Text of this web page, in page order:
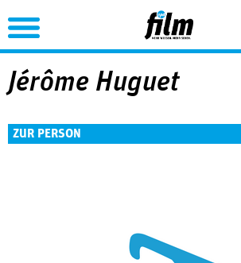
Jump to Navigation
Jérôme Huguet
ZUR PERSON